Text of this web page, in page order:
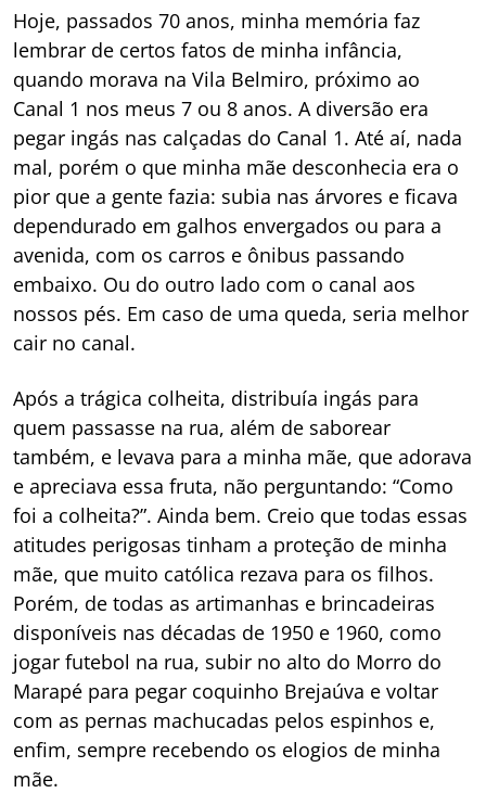
Hoje, passados 70 anos, minha memória faz
lembrar de certos fatos de minha infância,
quando morava na Vila Belmiro, próximo ao
Canal 1 nos meus 7 ou 8 anos. A diversão era
pegar ingás nas calçadas do Canal 1. Até aí, nada
mal, porém o que minha mãe desconhecia era o
pior que a gente fazia: subia nas árvores e ficava
dependurado em galhos envergados ou para a
avenida, com os carros e ônibus passando
embaixo. Ou do outro lado com o canal aos
nossos pés. Em caso de uma queda, seria melhor
cair no canal.
Após a trágica colheita, distribuía ingás para
quem passasse na rua, além de saborear
também, e levava para a minha mãe, que adorava
e apreciava essa fruta, não perguntando: “Como
foi a colheita?”. Ainda bem. Creio que todas essas
atitudes perigosas tinham a proteção de minha
mãe, que muito católica rezava para os filhos.
Porém, de todas as artimanhas e brincadeiras
disponíveis nas décadas de 1950 e 1960, como
jogar futebol na rua, subir no alto do Morro do
Marapé para pegar coquinho Brejaúva e voltar
com as pernas machucadas pelos espinhos e,
enfim, sempre recebendo os elogios de minha
mãe.